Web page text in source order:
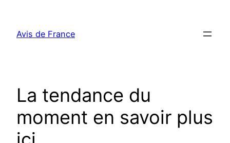
contenu
Avis de France
La tendance du
moment en savoir plus